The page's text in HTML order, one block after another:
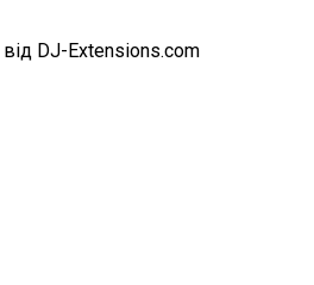
від DJ-Extensions.com